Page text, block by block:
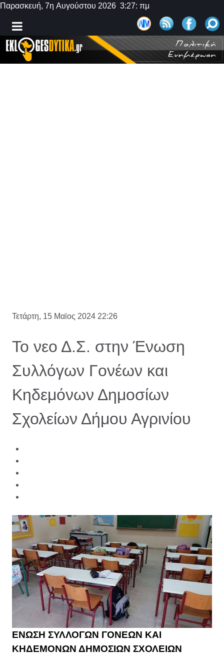
Παρασκευή, 7η Αυγούστου 2026 3:27: πμ
Τετάρτη, 15 Μαϊος 2024 22:26
Το νεο Δ.Σ. στην Ένωση
Συλλόγων Γονέων και
Κηδεμόνων Δημοσίων
Σχολείων Δήμου Αγρινίου
ΕΝΩΣΗ ΣΥΛΛΟΓΩΝ ΓΟΝΕΩΝ ΚΑΙ
ΚΗΔΕΜΟΝΩΝ ΔΗΜΟΣΙΩΝ ΣΧΟΛΕΙΩΝ